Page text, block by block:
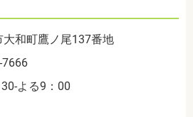
和町鷹ノ尾137番地
よる9：00